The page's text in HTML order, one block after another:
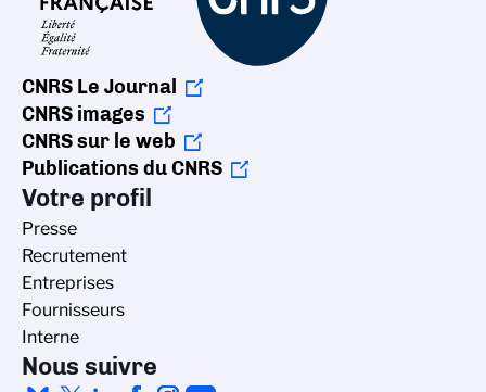
CNRS Le Journal
CNRS images
CNRS sur le web
Publications du CNRS
Votre profil
Presse
Recrutement
Entreprises
Fournisseurs
Interne
Nous suivre